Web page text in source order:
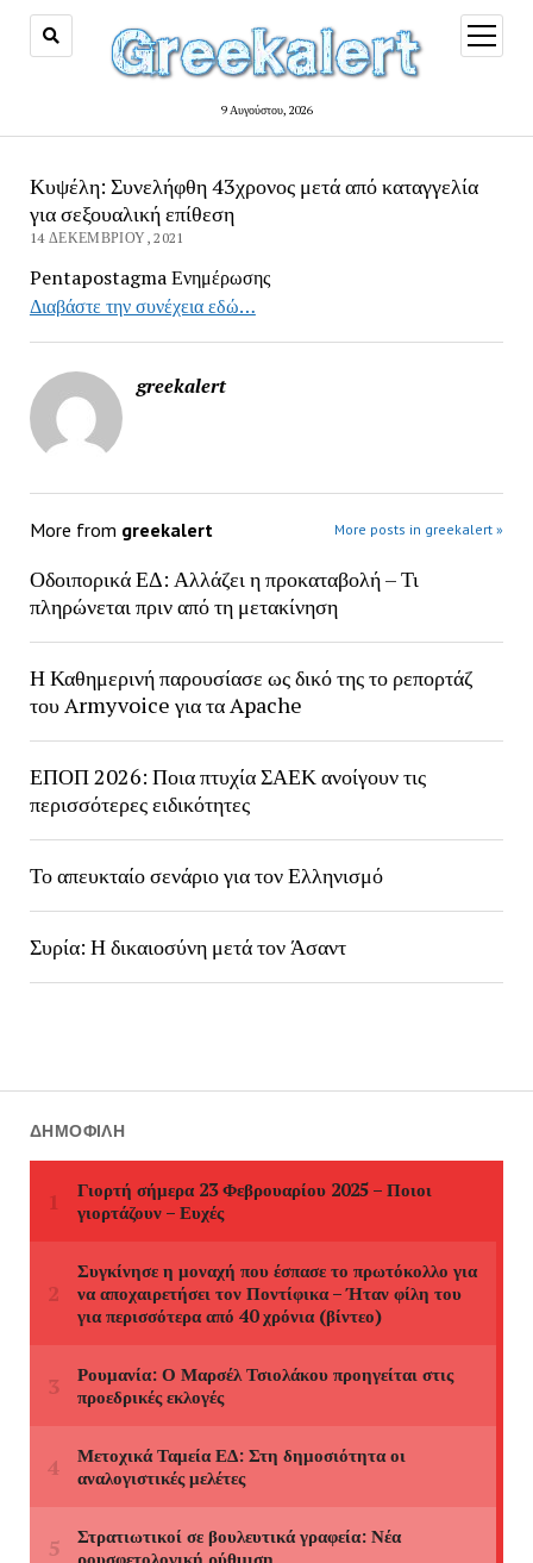
9 Αυγούστου, 2026
open
menu
Κυψέλη: Συνελήφθη 43χρονος μετά από καταγγελία
για σεξουαλική επίθεση
14 ΔΕΚΕΜΒΡΊΟΥ, 2021
Pentapostagma Ενημέρωσης
Διαβάστε την συνέχεια εδώ…
greekalert
More from greekalert More posts in greekalert »
Οδοιπορικά ΕΔ: Αλλάζει η προκαταβολή – Τι
πληρώνεται πριν από τη μετακίνηση
Η Καθημερινή παρουσίασε ως δικό της το ρεπορτάζ
του Armyvoice για τα Apache
ΕΠΟΠ 2026: Ποια πτυχία ΣΑΕΚ ανοίγουν τις
περισσότερες ειδικότητες
Το απευκταίο σενάριο για τον Ελληνισμό
Συρία: Η δικαιοσύνη μετά τον Άσαντ
ΔΗΜΟΦΙΛΉ